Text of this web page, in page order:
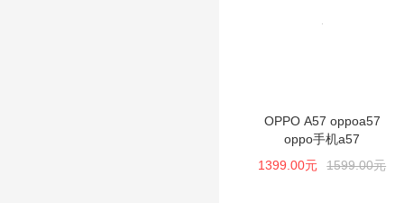
OPPO A57 oppoa57
oppo手机a57
1399.00元
1599.00元